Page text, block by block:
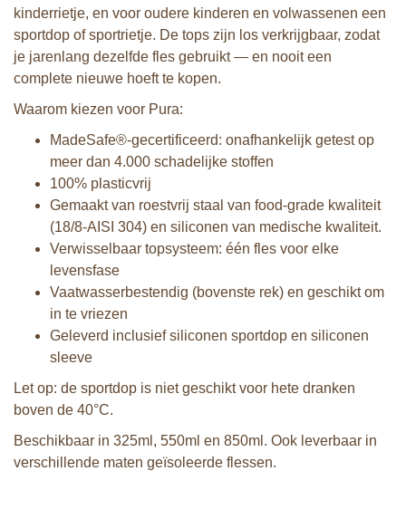
kinderrietje, en voor oudere kinderen en volwassenen een
sportdop of sportrietje. De tops zijn los verkrijgbaar, zodat
je jarenlang dezelfde fles gebruikt — en nooit een
complete nieuwe hoeft te kopen.
Waarom kiezen voor Pura:
MadeSafe®-gecertificeerd: onafhankelijk getest op
meer dan 4.000 schadelijke stoffen
100% plasticvrij
Gemaakt van roestvrij staal van food-grade kwaliteit
(18/8-AISI 304) en siliconen van medische kwaliteit.
Verwisselbaar topsysteem: één fles voor elke
levensfase
Vaatwasserbestendig (bovenste rek) en geschikt om
in te vriezen
Geleverd inclusief siliconen sportdop en siliconen
sleeve
Let op: de sportdop is niet geschikt voor hete dranken
boven de 40°C.
Beschikbaar in 325ml, 550ml en 850ml. Ook leverbaar in
verschillende maten geïsoleerde flessen.